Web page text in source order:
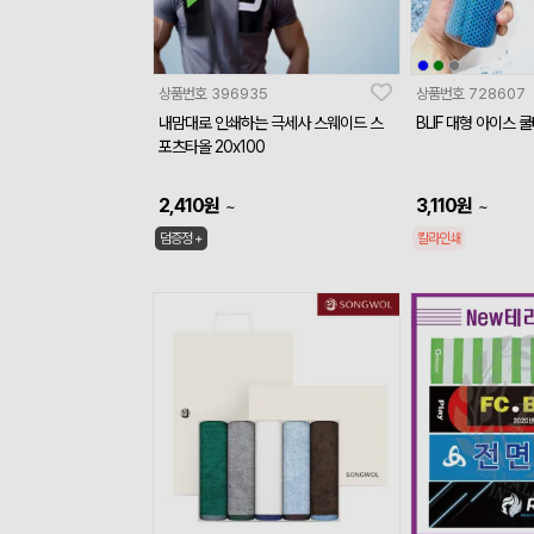
상품번호 396935
내맘대로 인쇄하는 극세사 스웨이드 스
포츠타올 20x100
2,410원 ~
덤증정 +
상품번호 728607
BLIF 대형 아이스
3,110원 ~
칼라인쇄